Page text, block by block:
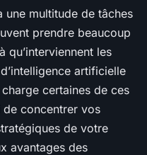
une multitude de tâches
prendre beaucoup
qu’interviennent les
artificielle
certaines de ces
de concentrer vos
de votre
avantages des